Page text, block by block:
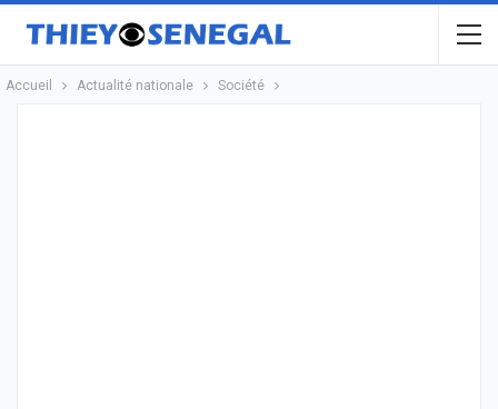
Accueil Actualité nationale Société